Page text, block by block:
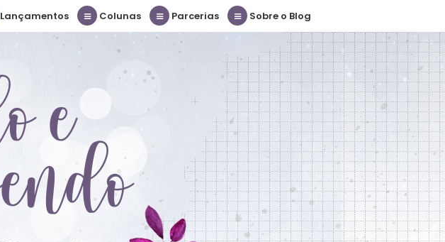
Lançamentos Colunas Parcerias Sobre o Blog